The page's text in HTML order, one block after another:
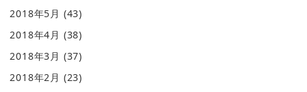
2018年5月 (43)
2018年4月 (38)
2018年3月 (37)
2018年2月 (23)